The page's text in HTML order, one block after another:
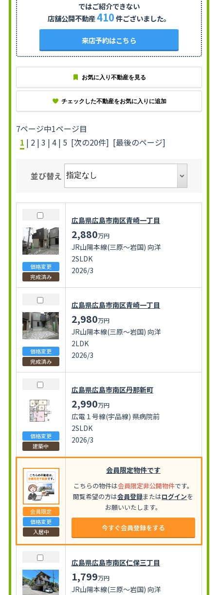
ではご紹介できない
店舗公開不動産410件ございました。
来店予約はこちら
お気に入り不動産を見る
チェックした不動産をお気に入りに追加
7ページ中1ページ目
1 | 2 | 3 | 4| 5 [次の20件] [最後のページ]
並び替え
価格変更
完成済み
広島県広島市南区青崎一丁目
2,880万円
JR山陽本線(三原～岩国) 向洋
2SLDK
2026/3
価格変更
完成済み
広島県広島市南区青崎一丁目
2,980万円
JR山陽本線(三原～岩国) 向洋
2LDK
2026/3
価格変更
建築中
広島県広島市南区丹那新町
2,990万円
広電１号線(宇品線) 県病院前
2SLDK
2026/3
会員限定
価格変更
入居中
会員限定物件です
こちらの物件は会員限定非公開物件です。
閲覧希望の方は会員登録またはログインを
お願いいたします。
今すぐ会員登録をする
広島県広島市南区仁保三丁目
1,799万円
JR山陽本線(三原～岩国) 向洋